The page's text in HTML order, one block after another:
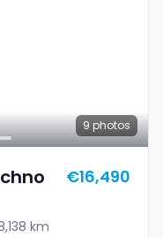
9 photos
€16,490
km